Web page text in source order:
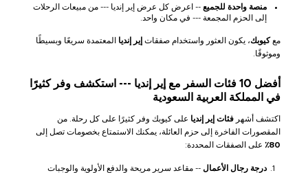
منصة واحدة للجميع -- اعرض كل عرض إير إنديا --- من مبيعات الرحلات
إلى الحزم المجمعة --- في مكان واحد.
معكيوبك، يكون العثور واستخدام صفقات إير إنديا المعتمدة سريعًا وبسيطًا
وموثوقًا.
أفضل 10 فئات السفر مع إير إنديا --- استكشف وفر كثيرًا
في المملكة العربية السعودية
اكتشف أشهر فئات إير إنديا على كيوبك وفر كثيرًا على كل رحلة. من
المقصورات الفاخرة إلى حزم العائلة، يمكنك الاستمتاع بخصومات تصل إلى
80٪
على الصفقات المحددة:
درجة رجال الأعمال -- مقاعد سرير مريحة والدفع الأولوية والوجبات